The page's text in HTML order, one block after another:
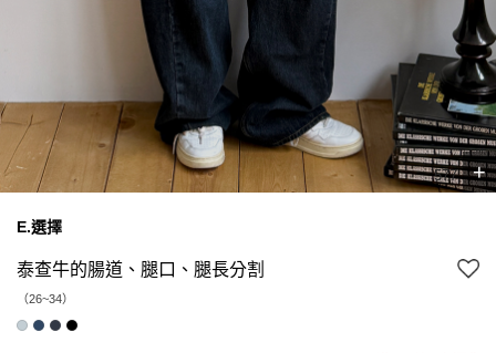
677 +
E.選擇
泰查牛的腸道、腿口、腿長分割
（26~34）